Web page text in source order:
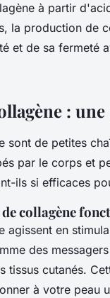
à partir
la production de
et de sa fermeté
:
sont de petites
par le corps et
ils si efficaces
collagène
agissent en
des messagers
tissus cutanés.
à votre peau